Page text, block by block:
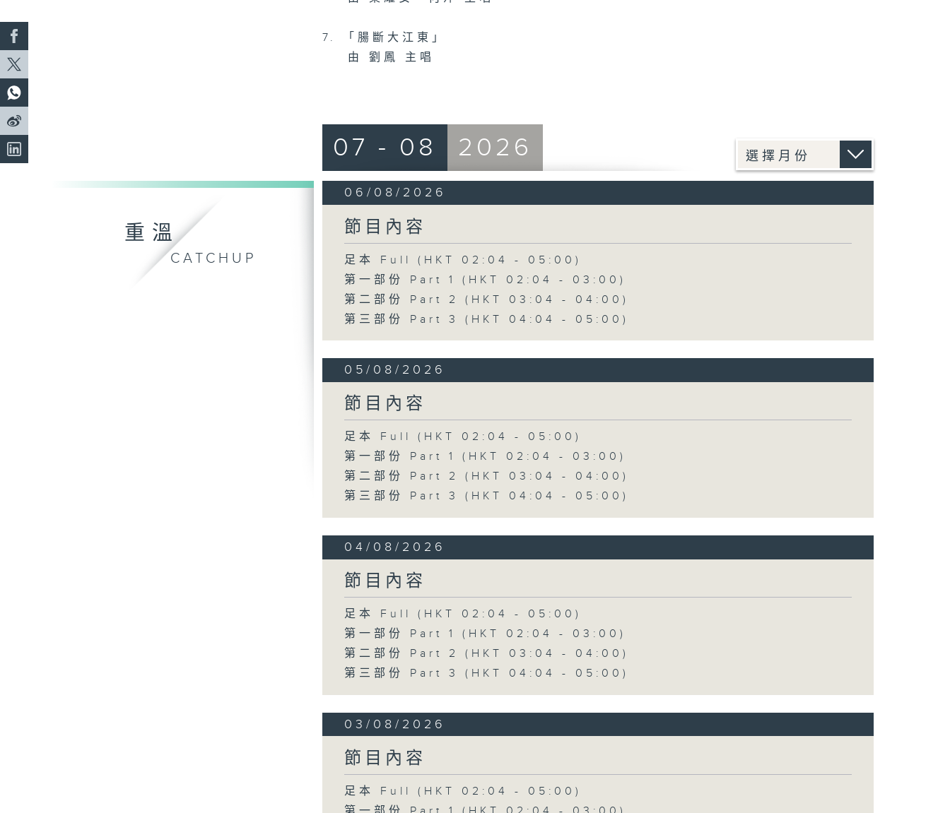
7. 「腸斷大江東」
由 劉鳳 主唱
重溫
CATCHUP
07 - 08 2026
06/08/2026
節目內容
足本 Full (HKT 02:04 - 05:00)
第一部份 Part 1 (HKT 02:04 - 03:00)
第二部份 Part 2 (HKT 03:04 - 04:00)
第三部份 Part 3 (HKT 04:04 - 05:00)
05/08/2026
節目內容
足本 Full (HKT 02:04 - 05:00)
第一部份 Part 1 (HKT 02:04 - 03:00)
第二部份 Part 2 (HKT 03:04 - 04:00)
第三部份 Part 3 (HKT 04:04 - 05:00)
04/08/2026
節目內容
足本 Full (HKT 02:04 - 05:00)
第一部份 Part 1 (HKT 02:04 - 03:00)
第二部份 Part 2 (HKT 03:04 - 04:00)
第三部份 Part 3 (HKT 04:04 - 05:00)
03/08/2026
節目內容
足本 Full (HKT 02:04 - 05:00)